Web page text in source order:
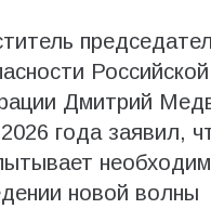
Российской
Дмитрий
года заявил,
новой волны